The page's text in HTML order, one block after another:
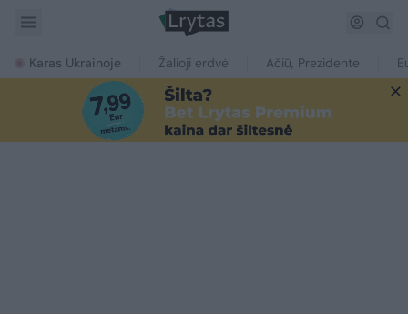
Karas Ukrainoje Žalioji erdvė Ačiū, Prezidente